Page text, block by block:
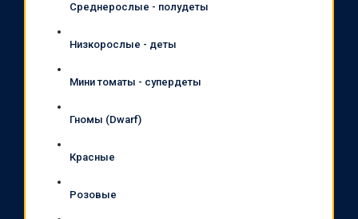
Среднерослые - полудеты
Низкорослые - деты
Мини томаты - супердеты
Гномы (Dwarf)
Красные
Розовые